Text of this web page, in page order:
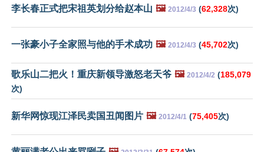
李长春正式把宋祖英划分给赵本山 🖼️ 2012/4/3 (62,328次)
一张豪小子全家照与他的手术成功 🖼️ 2012/4/3 (45,702次)
歌乐山二把火！重庆新领导激怒老天爷 🖼️ 2012/4/2 (185,079
次)
新华网惊现江泽民卖国丑闻图片 🖼️ 2012/4/1 (75,405次)